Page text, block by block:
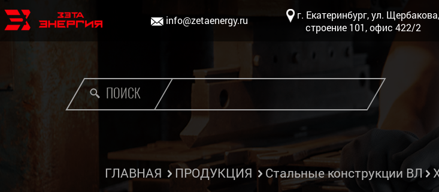
info@zetaenergy.ru
г. Екатеринбург, ул. Щербакова,
строение 101, офис 422/2
ПОИСК
ГЛАВНАЯ ПРОДУКЦИЯ Стальные конструкции ВЛ